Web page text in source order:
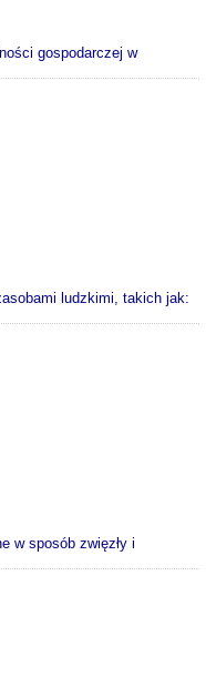
gospodarczej w
ludzkimi, takich jak:
w sposób zwięzły i